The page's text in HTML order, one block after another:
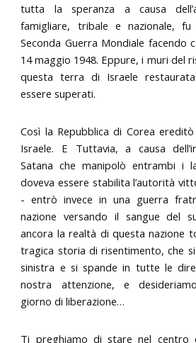
tutta la speranza a causa
famigliare, tribale e nazionale,
Seconda Guerra Mondiale facendo
14 maggio 1948. Eppure, i muri del
questa terra di Israele
essere superati.
Così la Repubblica di Corea
Israele. E Tuttavia, a causa
Satana che manipolò entrambi i
doveva essere stabilita l’autorità
- entrò invece in una guerra
nazione versando il sangue del
ancora la realtà di questa nazione
tragica storia di risentimento, che
sinistra e si spande in tutte le
nostra attenzione, e
giorno di liberazione…
Ti preghiamo di stare nel centro